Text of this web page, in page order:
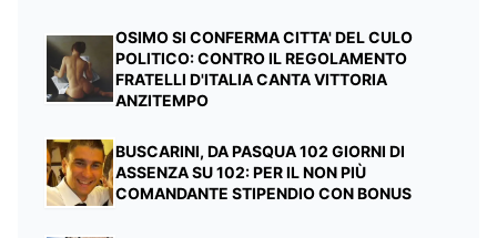
OSIMO SI CONFERMA CITTA' DEL CULO
POLITICO: CONTRO IL REGOLAMENTO
FRATELLI D'ITALIA CANTA VITTORIA
ANZITEMPO
BUSCARINI, DA PASQUA 102 GIORNI DI
ASSENZA SU 102: PER IL NON PIÙ
COMANDANTE STIPENDIO CON BONUS